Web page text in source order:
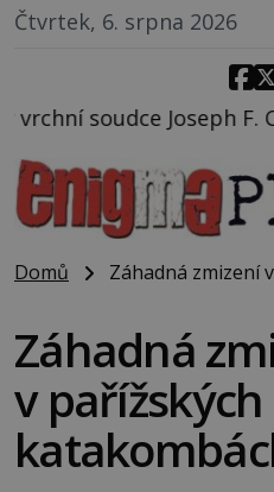
Čtvrtek, 6. srpna 2026
Crater se 6. srpna
Domů Záhadná zmizení
Záhadná
v pařížských